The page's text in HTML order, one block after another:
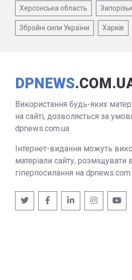
Херсонська область
Збройні сили України Харків
DPNEWS
Використання будь-яких
на сайті, дозволяється за
dpnews.com.ua
Інтернет-видання можуть
матеріали сайту, розміщувати
гіперпосилання на